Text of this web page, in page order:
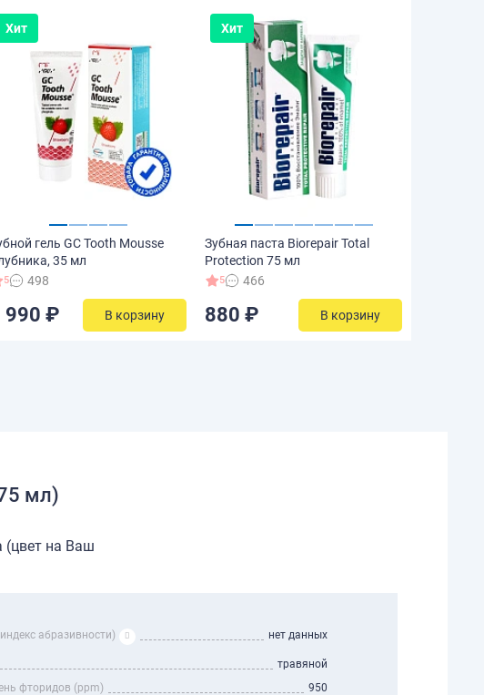
Хит
гель GC Tooth Mousse
35 мл
5 498
990 ₽ В корзину
Хит
Зубная паста Biorepair Total
Protection 75 мл
5 466
880 ₽ В корзину
мл)
(цвет на Ваш
абразивности) нет данных
травяной
фторидов (ppm)
950